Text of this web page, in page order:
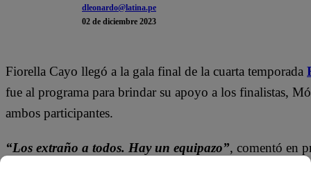
dleonardo@latina.pe
02 de diciembre 2023
Fiorella Cayo llegó a la gala final de la cuarta temporada
fue al programa para brindar su apoyo a los finalistas,
ambos participantes.
“Los extraño a todos. Hay un equipazo”, comentó en